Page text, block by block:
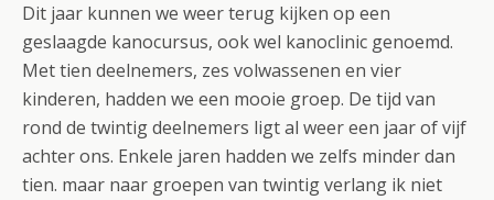
Dit jaar kunnen we weer terug kijken op een
geslaagde kanocursus, ook wel kanoclinic genoemd.
Met tien deelnemers, zes volwassenen en vier
kinderen, hadden we een mooie groep. De tijd van
rond de twintig deelnemers ligt al weer een jaar of vijf
achter ons. Enkele jaren hadden we zelfs minder dan
tien. maar naar groepen van twintig verlang ik niet